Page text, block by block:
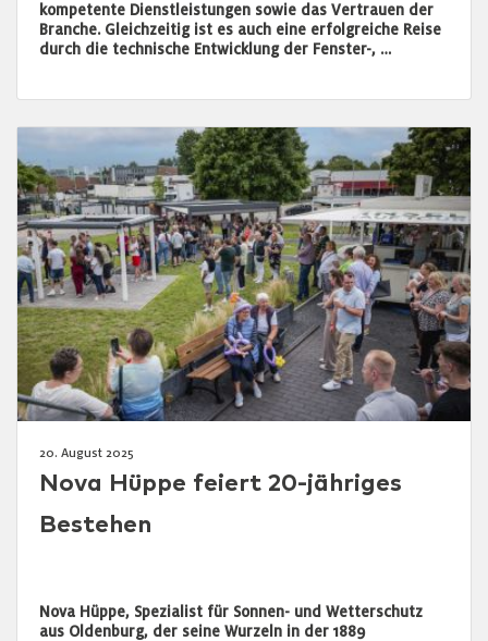
kompetente Dienstleistungen sowie das Vertrauen der
Branche. Gleichzeitig ist es auch eine erfolgreiche Reise
durch die technische Entwicklung der Fenster-, …
20. August 2025
Nova Hüppe feiert 20-jähriges
Bestehen
Nova Hüppe, Spezialist für Sonnen- und Wetterschutz
aus Oldenburg, der seine Wurzeln in der 1889